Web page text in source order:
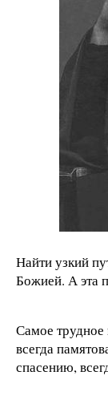
Найти узкий
Божией. А эта
Самое трудное
всегда
спасению,